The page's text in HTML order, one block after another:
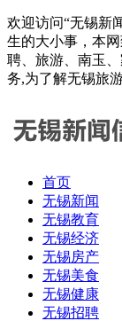
欢迎访问“无锡新
生的大小事，本
聘、旅游、南玉
务,为了解无锡旅
首页
无锡新闻
无锡教育
无锡经济
无锡房产
无锡美食
无锡健康
无锡招聘